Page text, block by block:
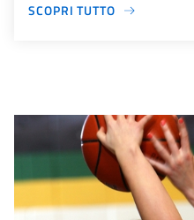
SCOPRI TUTTO